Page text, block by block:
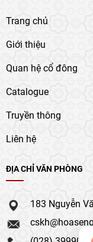
Trang chủ
Giới thiệu
Quan hệ cổ đông
Catalogue
Truyền thông
Liên hệ
ĐỊA CHỈ VĂN PHÒNG
183 Nguyễn